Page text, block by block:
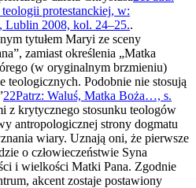
protestanckiej, w:
2008, kol. 24–25..
tytułem Maryi ze sceny
zamiast określenia „Matka
(w oryginalnym brzmieniu)
teologicznych. Podobnie nie stosują
22Patrz: Waluś, Matka Boża…, s.
z krytycznego stosunku teologów
antropologicznej strony dogmatu
wiary. Uznają oni, że pierwsze
o człowieczeństwie Syna
i wielkości Matki Pana. Zgodnie
akcent zostaje postawiony